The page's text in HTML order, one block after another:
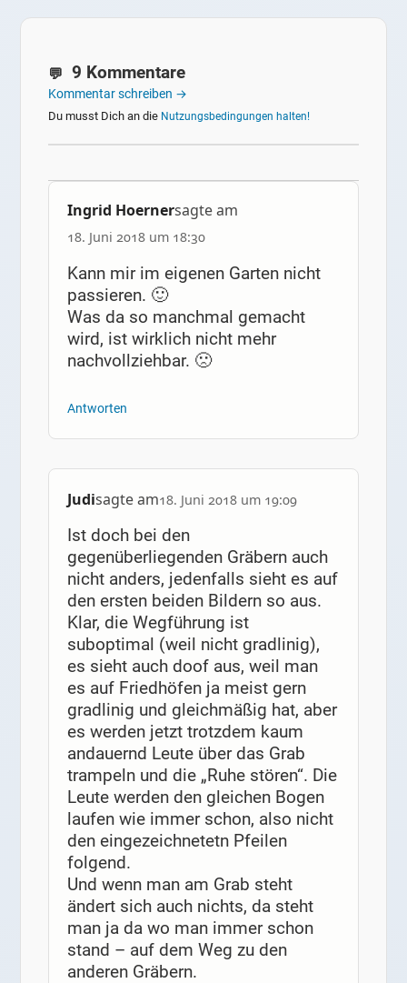
9 Kommentare
Kommentar schreiben →
Du musst Dich an die Nutzungsbedingungen halten!
Ingrid Hoernersagte am
18. Juni 2018 um 18:30
Kann mir im eigenen Garten nicht
passieren. 🙂
Was da so manchmal gemacht
wird, ist wirklich nicht mehr
nachvollziehbar. 🙁
Antworten
Judisagte am18. Juni 2018 um 19:09
Ist doch bei den
gegenüberliegenden Gräbern auch
nicht anders, jedenfalls sieht es auf
den ersten beiden Bildern so aus.
Klar, die Wegführung ist
suboptimal (weil nicht gradlinig),
es sieht auch doof aus, weil man
es auf Friedhöfen ja meist gern
gradlinig und gleichmäßig hat, aber
es werden jetzt trotzdem kaum
andauernd Leute über das Grab
trampeln und die „Ruhe stören“. Die
Leute werden den gleichen Bogen
laufen wie immer schon, also nicht
den eingezeichnetetn Pfeilen
folgend.
Und wenn man am Grab steht
ändert sich auch nichts, da steht
man ja da wo man immer schon
stand – auf dem Weg zu den
anderen Gräbern.